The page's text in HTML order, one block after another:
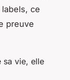
ce
preuve
sa vie, elle